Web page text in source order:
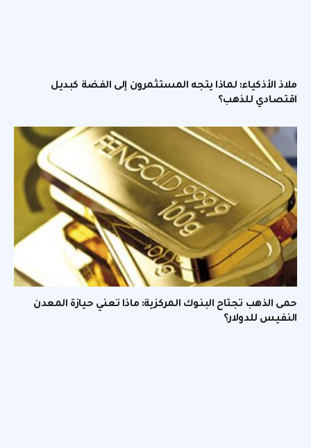
ملاذ الأذكياء: لماذا يتجه المستثمرون إلى الفضة كبديل
اقتصادي للذهب؟
حمى الذهب تجتاح البنوك المركزية: ماذا تعني حيازة المعدن
النفيس للدولار؟